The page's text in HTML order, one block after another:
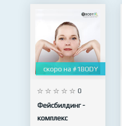
скоро на #1BODY
0
Фейсбилдинг -
комплекс